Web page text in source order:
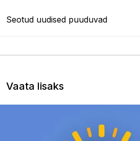
Seotud uudised puuduvad
Vaata lisaks